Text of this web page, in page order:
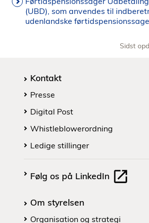
(UBD), som anvendes til
udenlandske
Sidst
Kontakt
Presse
Digital Post
Whistleblowerordning
Ledige stillinger
Følg os på LinkedIn
Om styrelsen
Organisation og strategi